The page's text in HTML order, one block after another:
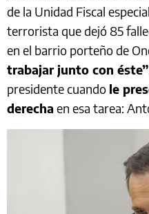
de la Unidad Fiscal
terrorista que dejó 85
en el barrio porteño de
trabajar junto con éste”
presidente cuando le
derecha en esa tarea: